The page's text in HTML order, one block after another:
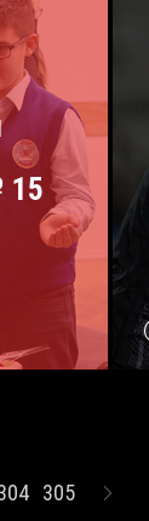
15
305